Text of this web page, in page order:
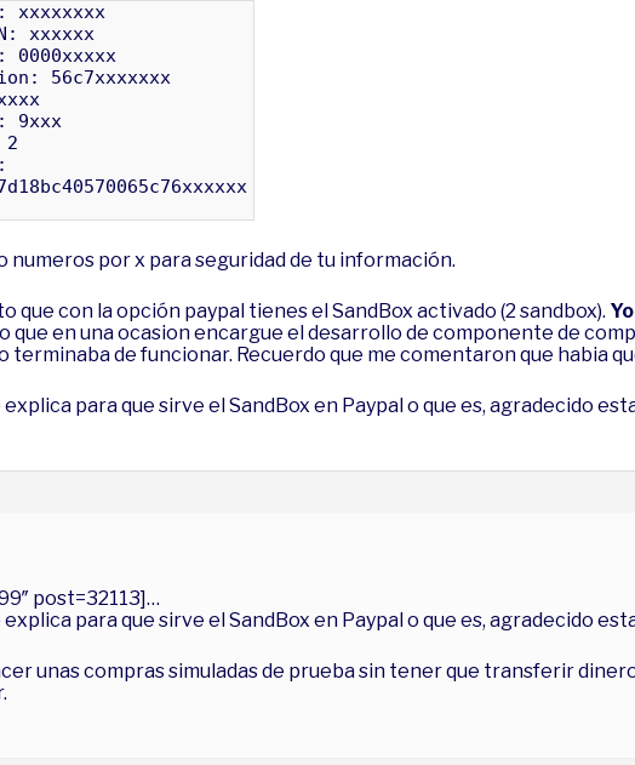
xxxxxxxx
xxxxxx
0000xxxxx
56c7xxxxxxx
9xxx
2
numeros por x para seguridad de tu información.
que con la opción paypal tienes el SandBox activado (2 sandbox).
que en una ocasion encargue el desarrollo de componente de
terminaba de funcionar. Recuerdo que me comentaron que habia
explica para que sirve el SandBox en Paypal o que es, agradecido
post=32113]…
explica para que sirve el SandBox en Paypal o que es, agradecido
unas compras simuladas de prueba sin tener que transferir